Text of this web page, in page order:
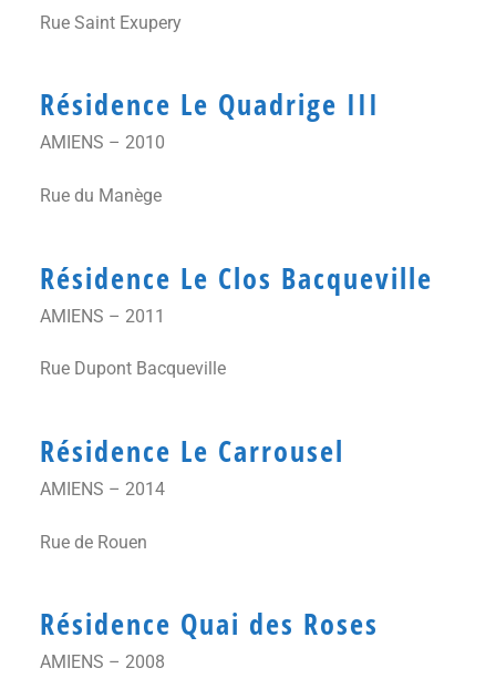
Rue Saint Exupery
Résidence Le Quadrige III
AMIENS – 2010
Rue du Manège
Résidence Le Clos Bacqueville
AMIENS – 2011
Rue Dupont Bacqueville
Résidence Le Carrousel
AMIENS – 2014
Rue de Rouen
Résidence Quai des Roses
AMIENS – 2008